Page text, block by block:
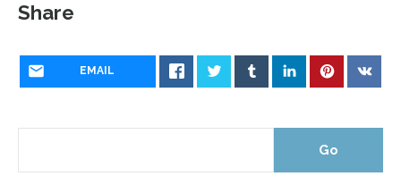
Share
EMAIL